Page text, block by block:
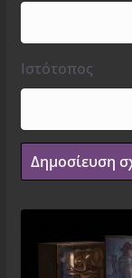
Ιστότοπος